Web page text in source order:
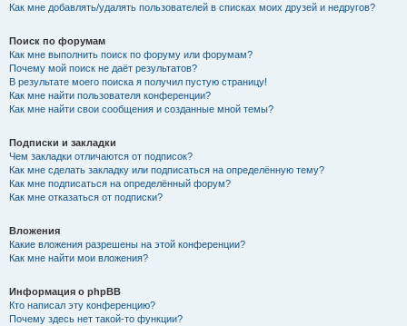
Как мне добавлять/удалять пользователей в списках моих друзей и недругов?
Поиск по форумам
Как мне выполнить поиск по форуму или форумам?
Почему мой поиск не даёт результатов?
В результате моего поиска я получил пустую страницу!
Как мне найти пользователя конференции?
Как мне найти свои сообщения и созданные мной темы?
Подписки и закладки
Чем закладки отличаются от подписок?
Как мне сделать закладку или подписаться на определённую тему?
Как мне подписаться на определённый форум?
Как мне отказаться от подписки?
Вложения
Какие вложения разрешены на этой конференции?
Как мне найти мои вложения?
Информация о phpBB
Кто написал эту конференцию?
Почему здесь нет такой-то функции?